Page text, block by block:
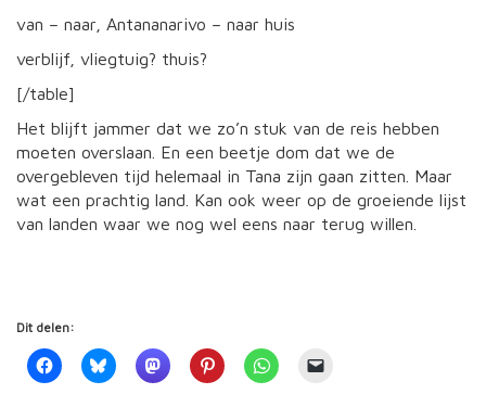
van – naar, Antananarivo – naar huis
verblijf, vliegtuig? thuis?
[/table]
Het blijft jammer dat we zo’n stuk van de reis hebben
moeten overslaan. En een beetje dom dat we de
overgebleven tijd helemaal in Tana zijn gaan zitten. Maar
wat een prachtig land. Kan ook weer op de groeiende lijst
van landen waar we nog wel eens naar terug willen.
Dit delen: